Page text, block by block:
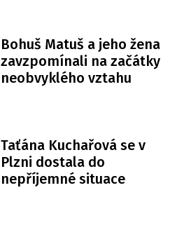
Bohuš Matuš a jeho žena
zavzpomínali na začátky
neobvyklého vztahu
Taťána Kuchařová se v
Plzni dostala do
nepříjemné situace